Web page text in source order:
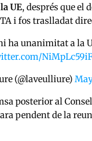
UE, després que el
i fos traslladat
ha unanimitat a la
(@laveulliure)
posterior al
pendent de la